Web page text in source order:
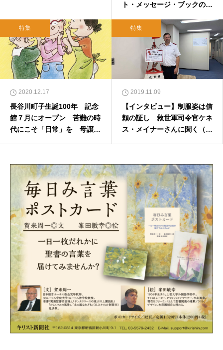
ト・メッセージ・ブックのた
特集
2020.12.17
長谷川町子生誕100年 記念
館７月にオープン 苦難の時
代にこそ「日常」を 母譲り
特集
2019.11.09
【インタビュー】制服姿は信
頼の証し 救世軍司令官ケネ
ス・メイナーさんに聞く（前